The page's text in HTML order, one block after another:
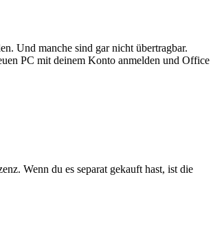
Und manche sind gar nicht übertragbar.
PC mit deinem Konto anmelden und Office
Wenn du es separat gekauft hast, ist die